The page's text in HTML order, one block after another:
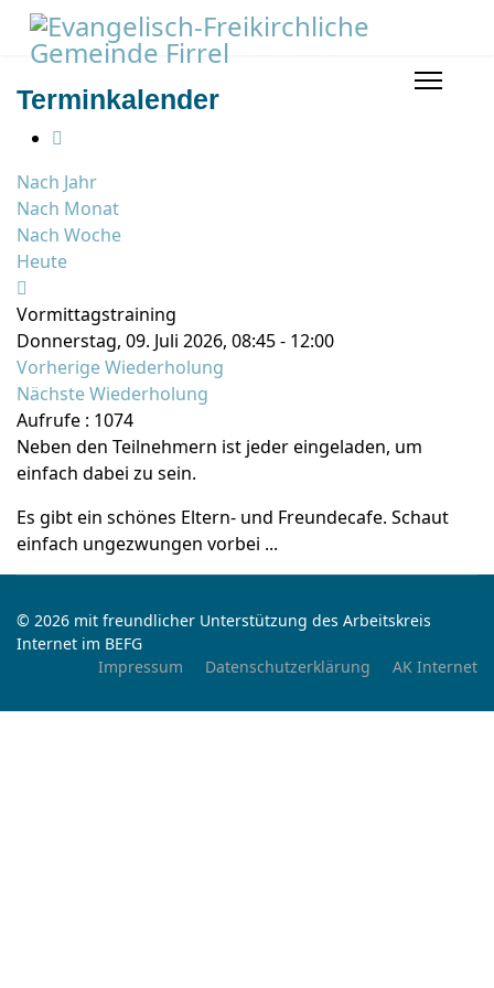
Terminkalender
Nach Jahr
Nach Monat
Nach Woche
Heute
Vormittagstraining
Donnerstag, 09. Juli 2026, 08:45 - 12:00
Vorherige Wiederholung
Nächste Wiederholung
Aufrufe : 1074
Neben den Teilnehmern ist jeder eingeladen, um
einfach dabei zu sein.
Es gibt ein schönes Eltern- und Freundecafe. Schaut
einfach ungezwungen vorbei ...
© 2026 mit freundlicher Unterstützung des Arbeitskreis
Internet im BEFG
Impressum
Datenschutzerklärung AK Internet